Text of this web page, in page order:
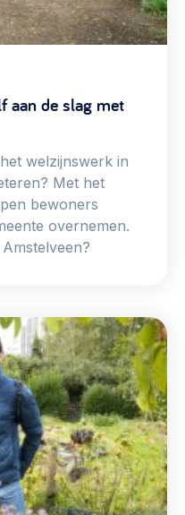
aan de slag met
welzijnswerk in
Met het
bewoners
overnemen.